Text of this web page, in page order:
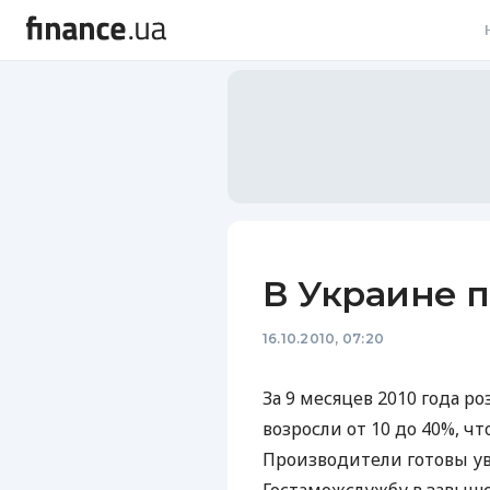
В Украине
16.10.2010, 07:20
За 9 месяцев 2010 года
возросли от 10 до 40%,
Производители готовы